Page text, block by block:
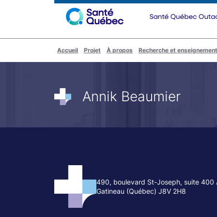
Accueil Projet À propos Recherche et enseignement
Annik Beaumier
490, boulevard St-Joseph, suite 400
Gatineau (Québec) J8V 2H8